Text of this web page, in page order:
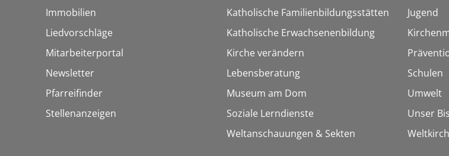
Immobilien
Liedvorschläge
Mitarbeiterportal
Newsletter
Pfarreifinder
Stellenanzeigen
Katholische Familienbildungsstätten
Katholische Erwachsenenbildung
Kirche verändern
Lebensberatung
Museum am Dom
Soziale Lerndienste
Weltanschauungen & Sekten
Jugend
Schulen
Umwelt
Unser